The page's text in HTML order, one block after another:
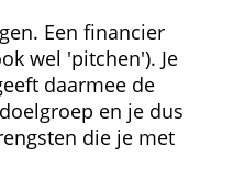
Een financier
wel 'pitchen'). Je
daarmee de
en je dus
die je met